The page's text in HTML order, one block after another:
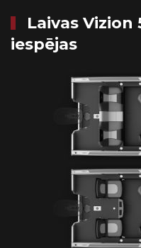
Laivas Vizion
iespējas